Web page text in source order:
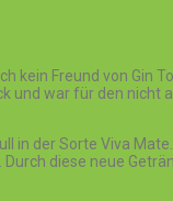
kein Freund von Gin
und war für den nicht
in der Sorte Viva Mate.
diese neue